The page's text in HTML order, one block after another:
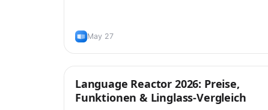
May 27
Tipps
Language Reactor 2026: Preise,
Funktionen & Linglass-Vergleich